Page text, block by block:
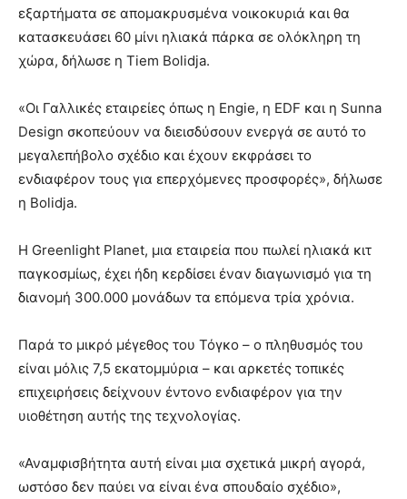
εξαρτήματα σε απομακρυσμένα νοικοκυριά και θα
κατασκευάσει 60 μίνι ηλιακά πάρκα σε ολόκληρη τη
χώρα, δήλωσε η Tiem Bolidja.
«Οι Γαλλικές εταιρείες όπως η Engie, η EDF και η Sunna
Design σκοπεύουν να διεισδύσουν ενεργά σε αυτό το
μεγαλεπήβολο σχέδιο και έχουν εκφράσει το
ενδιαφέρον τους για επερχόμενες προσφορές», δήλωσε
η Bolidja.
Η Greenlight Planet, μια εταιρεία που πωλεί ηλιακά κιτ
παγκοσμίως, έχει ήδη κερδίσει έναν διαγωνισμό για τη
διανομή 300.000 μονάδων τα επόμενα τρία χρόνια.
Παρά το μικρό μέγεθος του Τόγκο – ο πληθυσμός του
είναι μόλις 7,5 εκατομμύρια – και αρκετές τοπικές
επιχειρήσεις δείχνουν έντονο ενδιαφέρον για την
υιοθέτηση αυτής της τεχνολογίας.
«Αναμφισβήτητα αυτή είναι μια σχετικά μικρή αγορά,
ωστόσο δεν παύει να είναι ένα σπουδαίο σχέδιο»,